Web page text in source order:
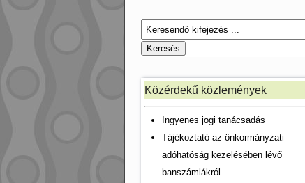
Közérdekű közlemények
Ingyenes jogi tanácsadás
Tájékoztató az önkormányzati
adóhatóság kezelésében lévő
banszámlákról